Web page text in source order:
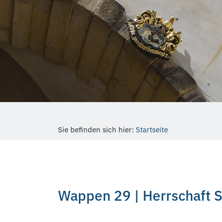
Sie befinden sich hier: Startseite
Wappen 29 | Herrschaft